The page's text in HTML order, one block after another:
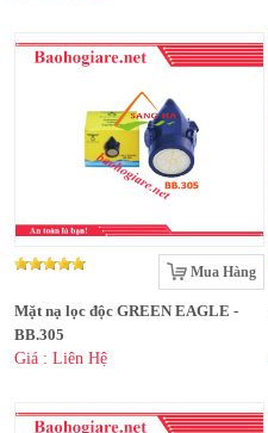
Mua Hàng
Mặt nạ lọc độc GREEN EAGLE -
BB.305
Giá : Liên Hệ